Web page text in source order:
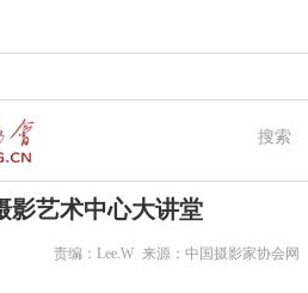
搜索
影艺术中心大讲堂
来源：中国摄影家协会网
责编：Lee.W